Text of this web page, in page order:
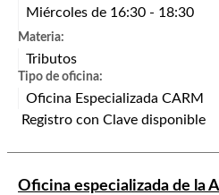
Miércoles de 16:30 - 18:30
Materia:
Tributos
Tipo de oficina:
Oficina Especializada CARM
Registro con Clave disponible
Oficina especializada de la